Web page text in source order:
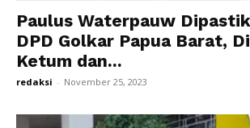
Paulus Waterpauw
DPD Golkar Papua Barat,
Ketum dan...
redaksi - November 25, 2023